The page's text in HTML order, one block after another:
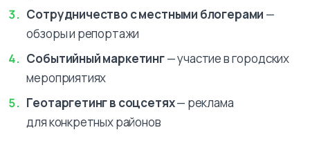
Сотрудничество с местными блогерами —
обзоры и репортажи
Событийный маркетинг— участие в городских
мероприятиях
Геотаргетинг в соцсетях— реклама
для конкретных районов